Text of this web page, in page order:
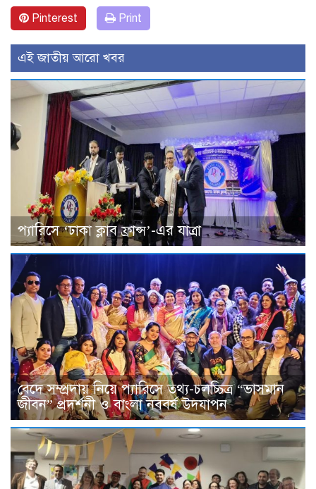
Pinterest Print
এই জাতীয় আরো খবর
প্যারিসে ‘ঢাকা ক্লাব ফ্রান্স’-এর যাত্রা
বেদে সম্প্রদায় নিয়ে প্যারিসে তথ্য-চলচ্চিত্র “ভাসমান
জীবন” প্রদর্শনী ও বাংলা নববর্ষ উদযাপন